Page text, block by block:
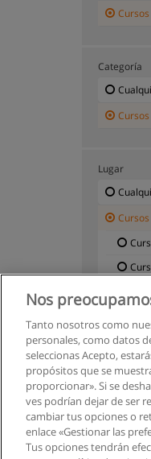
Categoría
Lugar
Nos
Tanto nosotros como
personales, como datos
seleccionas Acepto,
propósitos que se
proporcionar». Si se
ves podrían dejar de ser
cambiar tus opciones o
enlace «Gestionar las
Tus opciones tendrán